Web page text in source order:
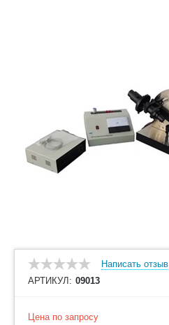
Написать отзыв
АРТИКУЛ: 09013
Цена по запросу